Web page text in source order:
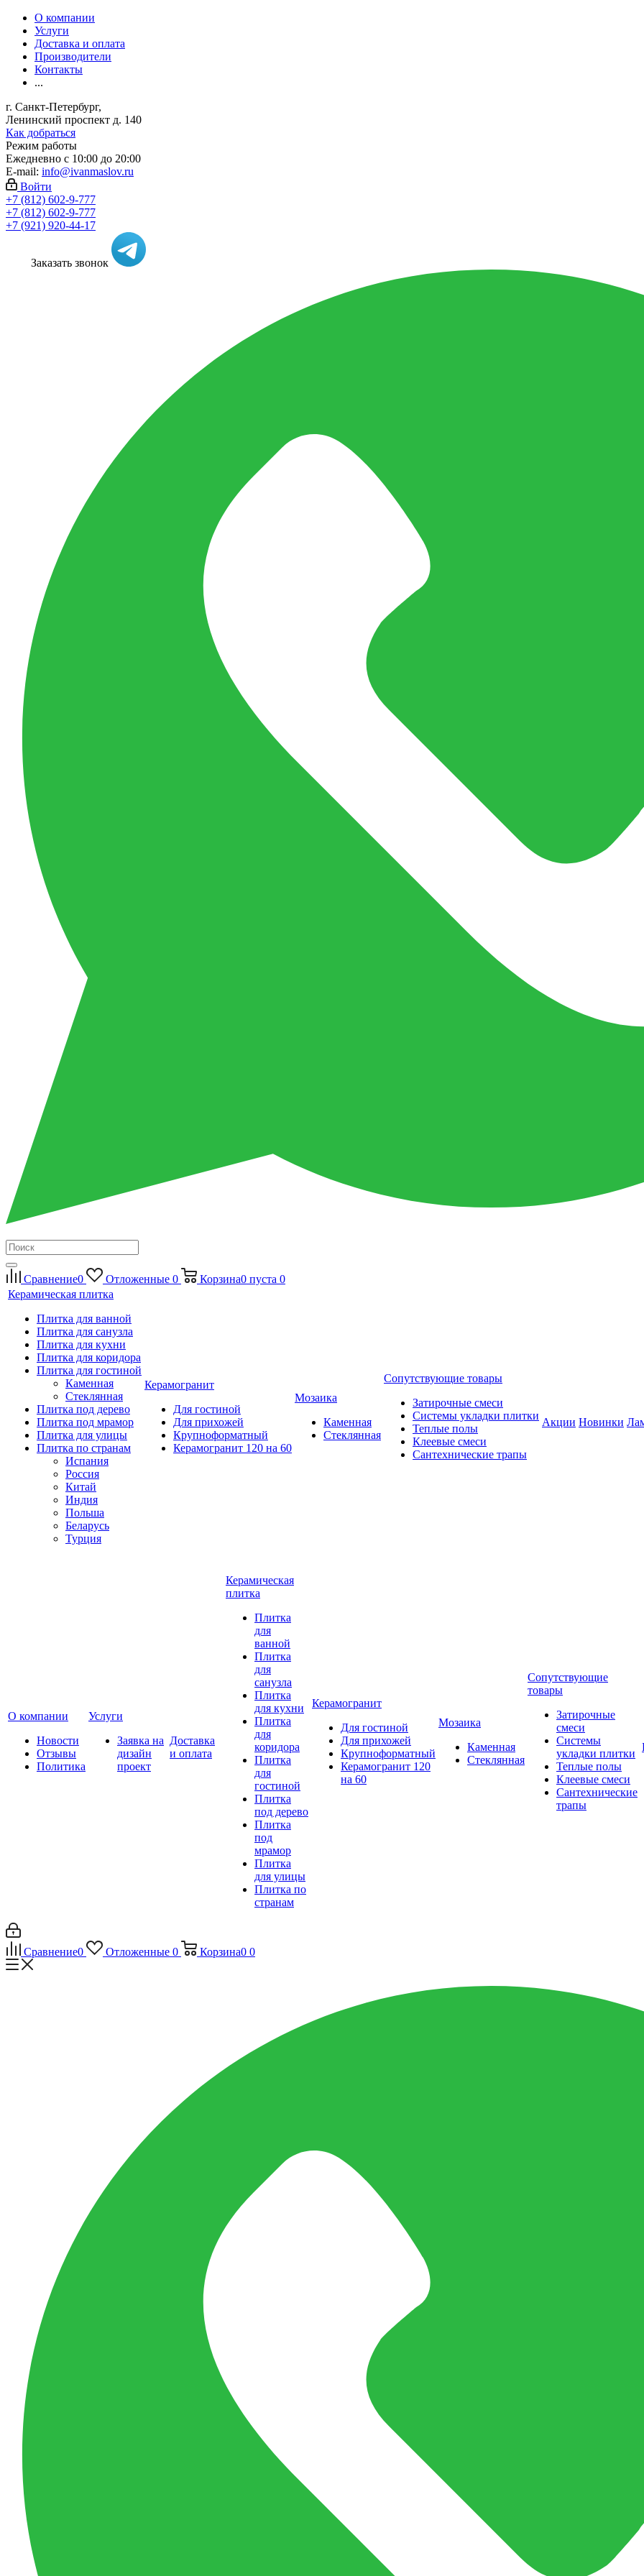
О компании
Услуги
Доставка и оплата
Производители
Контакты
...
г. Санкт-Петербург,
Ленинский проспект д. 140
Как добраться
Режим работы
Ежедневно с 10:00 до 20:00
E-mail: info@ivanmaslov.ru
Войти
+7 (812) 602-9-777
+7 (812) 602-9-777
+7 (921) 920-44-17
Заказать звонок
Сравнение0 Отложенные 0 Корзина0 пуста 0
Керамическая плитка
Плитка для ванной
Плитка для санузла
Плитка для кухни
Плитка для коридора
Плитка для гостиной
Каменная
Стеклянная
Плитка под дерево
Плитка под мрамор
Плитка для улицы
Плитка по странам
Испания
Россия
Китай
Индия
Польша
Беларусь
Турция
Керамогранит
Для гостиной
Для прихожей
Крупноформатный
Керамогранит 120 на 60
Мозаика
Каменная
Стеклянная
Сопутствующие товары
Затирочные смеси
Системы укладки плитки
Теплые полы
Клеевые смеси
Сантехнические трапы
Акции Новинки
О компании
Новости
Отзывы
Политика
Услуги
Заявка на
дизайн
проект
Доставка
и оплата
Керамическая
плитка
Плитка
для
ванной
Плитка
для
санузла
Плитка
для кухни
Плитка
для
коридора
Плитка
для
гостиной
Плитка
под дерево
Плитка
под
мрамор
Плитка
для улицы
Плитка по
странам
Керамогранит
Для гостиной
Для прихожей
Крупноформатный
Керамогранит 120
на 60
Мозаика
Каменная
Стеклянная
Сопутствующие
товары
Затирочные
смеси
Системы
укладки плитки
Теплые полы
Клеевые смеси
Сантехнические
трапы
Сравнение0 Отложенные 0 Корзина0 0